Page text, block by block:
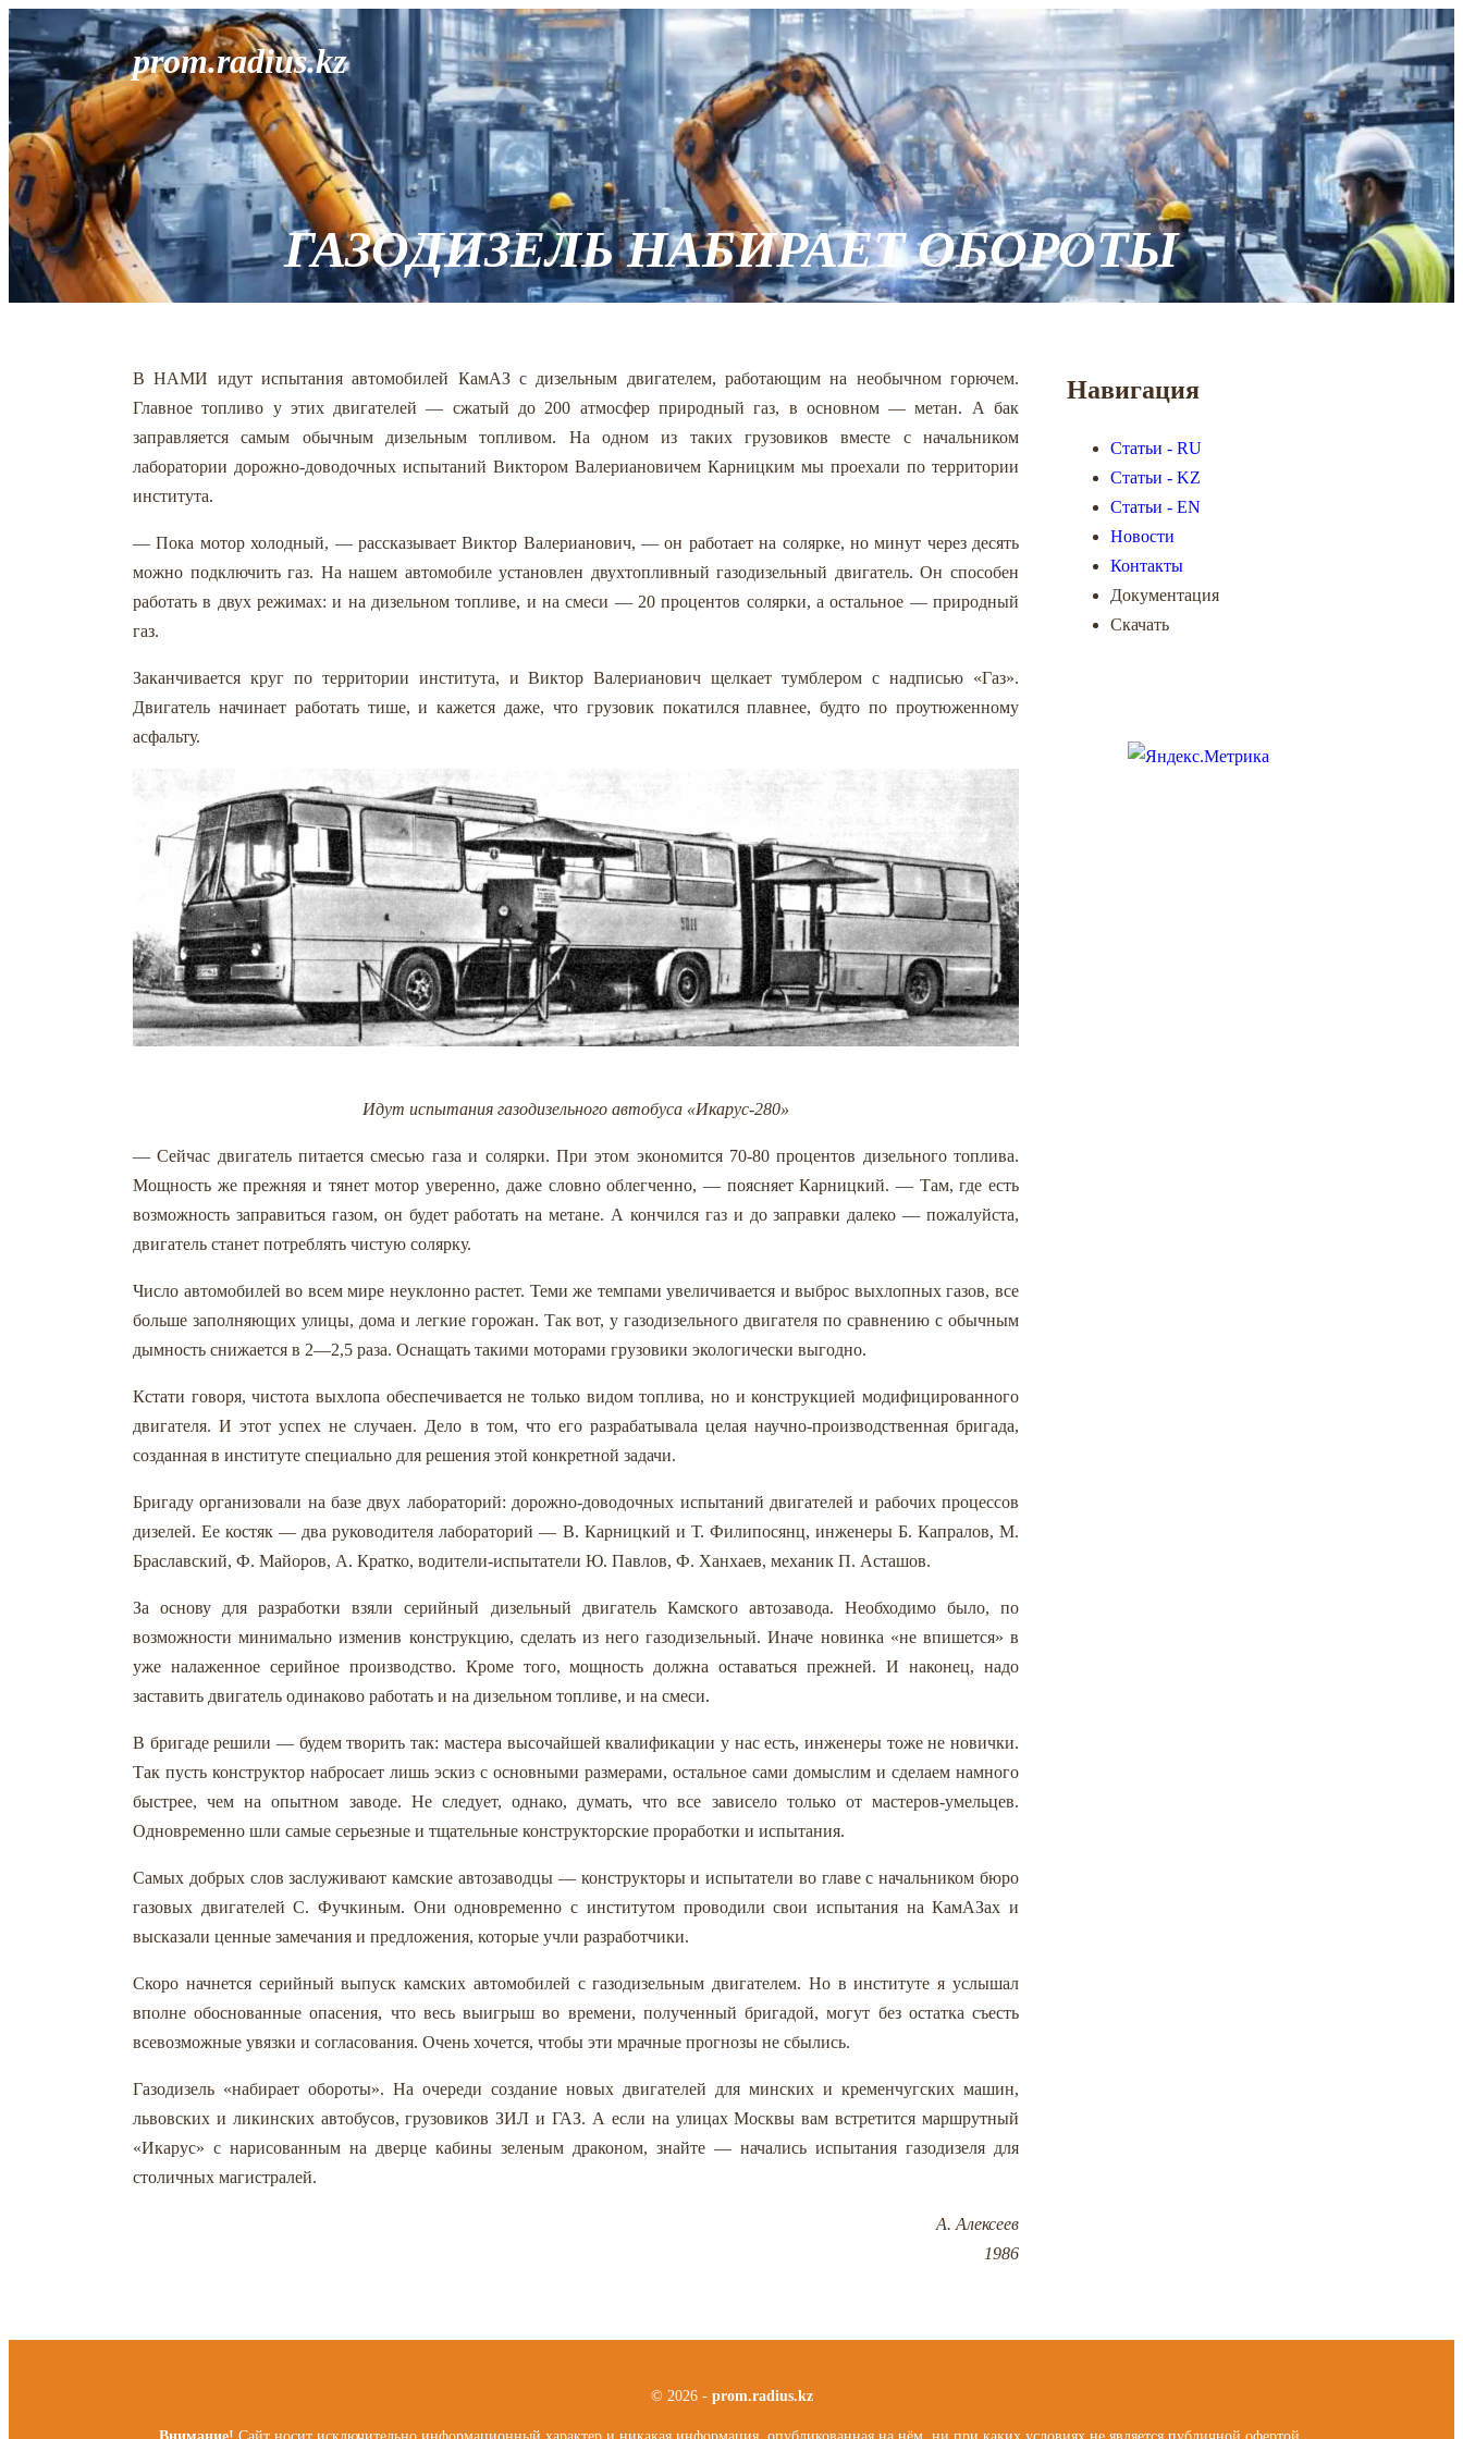
prom.radius.kz
ГАЗОДИЗЕЛЬ НАБИРАЕТ ОБОРОТЫ
В НАМИ идут испытания автомобилей КамАЗ с дизельным двигателем, работающим на необычном горючем.
Главное топливо у этих двигателей — сжатый до 200 атмосфер природный газ, в основном — метан. А бак
заправляется самым обычным дизельным топливом. На одном из таких грузовиков вместе с начальником
лаборатории дорожно-доводочных испытаний Виктором Валериановичем Карницким мы проехали по территории
института.
— Пока мотор холодный, — рассказывает Виктор Валерианович, — он работает на солярке, но минут через десять
можно подключить газ. На нашем автомобиле установлен двухтопливный газодизельный двигатель. Он способен
работать в двух режимах: и на дизельном топливе, и на смеси — 20 процентов солярки, а остальное — природный
газ.
Заканчивается круг по территории института, и Виктор Валерианович щелкает тумблером с надписью «Газ».
Двигатель начинает работать тише, и кажется даже, что грузовик покатился плавнее, будто по проутюженному
асфальту.
Идут испытания газодизельного автобуса «Икарус-280»
— Сейчас двигатель питается смесью газа и солярки. При этом экономится 70-80 процентов дизельного топлива.
Мощность же прежняя и тянет мотор уверенно, даже словно облегченно, — поясняет Карницкий. — Там, где есть
возможность заправиться газом, он будет работать на метане. А кончился газ и до заправки далеко — пожалуйста,
двигатель станет потреблять чистую солярку.
Число автомобилей во всем мире неуклонно растет. Теми же темпами увеличивается и выброс выхлопных газов, все
больше заполняющих улицы, дома и легкие горожан. Так вот, у газодизельного двигателя по сравнению с обычным
дымность снижается в 2—2,5 раза. Оснащать такими моторами грузовики экологически выгодно.
Кстати говоря, чистота выхлопа обеспечивается не только видом топлива, но и конструкцией модифицированного
двигателя. И этот успех не случаен. Дело в том, что его разрабатывала целая научно-производственная бригада,
созданная в институте специально для решения этой конкретной задачи.
Бригаду организовали на базе двух лабораторий: дорожно-доводочных испытаний двигателей и рабочих процессов
дизелей. Ее костяк — два руководителя лабораторий — В. Карницкий и Т. Филипосянц, инженеры Б. Капралов, М.
Браславский, Ф. Майоров, А. Кратко, водители-испытатели Ю. Павлов, Ф. Ханхаев, механик П. Асташов.
За основу для разработки взяли серийный дизельный двигатель Камского автозавода. Необходимо было, по
возможности минимально изменив конструкцию, сделать из него газодизельный. Иначе новинка «не впишется» в
уже налаженное серийное производство. Кроме того, мощность должна оставаться прежней. И наконец, надо
заставить двигатель одинаково работать и на дизельном топливе, и на смеси.
В бригаде решили — будем творить так: мастера высочайшей квалификации у нас есть, инженеры тоже не новички.
Так пусть конструктор набросает лишь эскиз с основными размерами, остальное сами домыслим и сделаем намного
быстрее, чем на опытном заводе. Не следует, однако, думать, что все зависело только от мастеров-умельцев.
Одновременно шли самые серьезные и тщательные конструкторские проработки и испытания.
Самых добрых слов заслуживают камские автозаводцы — конструкторы и испытатели во главе с начальником бюро
газовых двигателей С. Фучкиным. Они одновременно с институтом проводили свои испытания на КамАЗах и
высказали ценные замечания и предложения, которые учли разработчики.
Скоро начнется серийный выпуск камских автомобилей с газодизельным двигателем. Но в институте я услышал
вполне обоснованные опасения, что весь выигрыш во времени, полученный бригадой, могут без остатка съесть
всевозможные увязки и согласования. Очень хочется, чтобы эти мрачные прогнозы не сбылись.
Газодизель «набирает обороты». На очереди создание новых двигателей для минских и кременчугских машин,
львовских и ликинских автобусов, грузовиков ЗИЛ и ГАЗ. А если на улицах Москвы вам встретится маршрутный
«Икарус» с нарисованным на дверце кабины зеленым драконом, знайте — начались испытания газодизеля для
столичных магистралей.
А. Алексеев
1986
Навигация
Статьи - RU
Статьи - KZ
Статьи - EN
Новости
Контакты
Документация
Скачать
© 2026 - prom.radius.kz